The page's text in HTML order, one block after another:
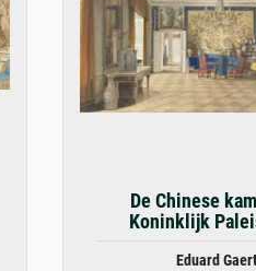
De Chinese
Koninklijk
Eduard